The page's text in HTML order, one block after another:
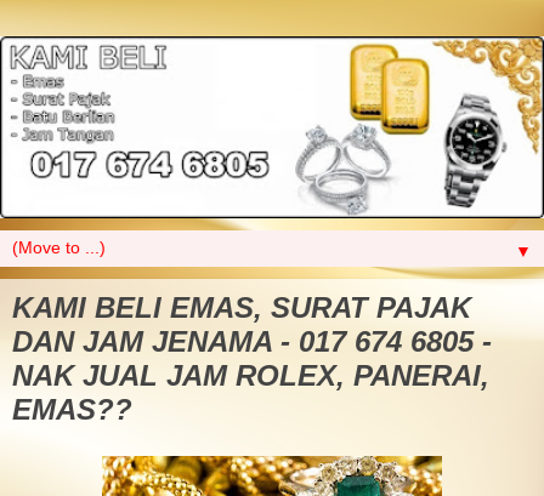
▼
KAMI BELI EMAS, SURAT PAJAK
DAN JAM JENAMA - 017 674 6805 -
NAK JUAL JAM ROLEX, PANERAI,
EMAS??